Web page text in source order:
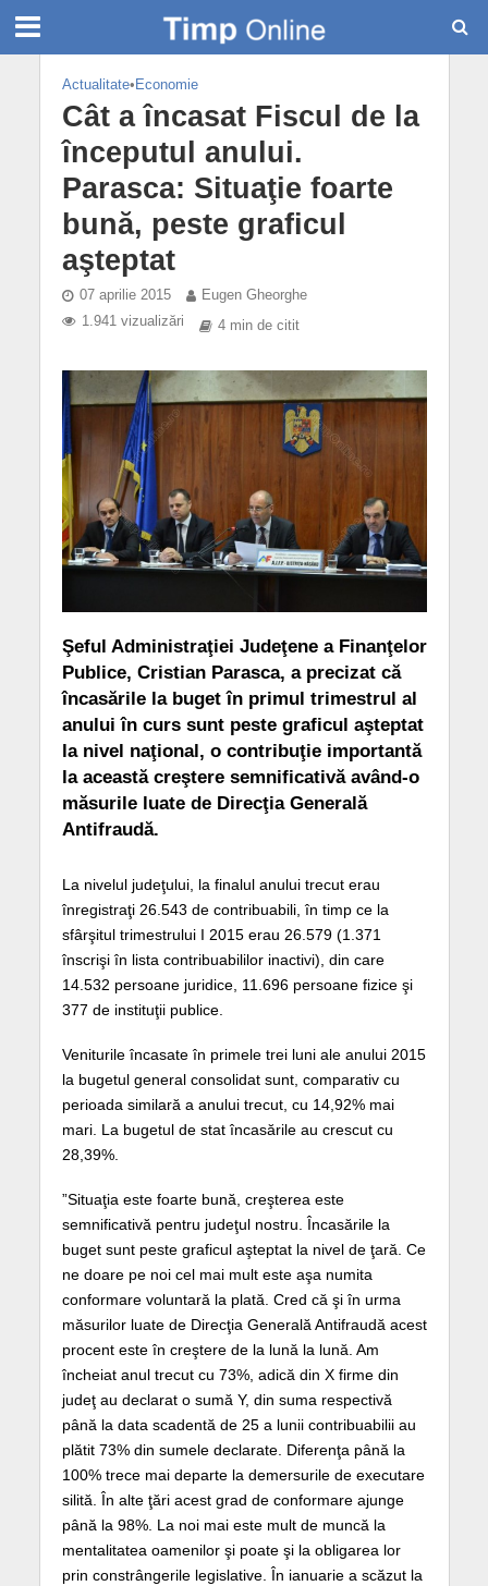
Actualitate• Economie
Cât a încasat Fiscul de la
începutul anului.
Parasca: Situaţie foarte
bună, peste graficul
aşteptat
07 aprilie 2015
Eugen Gheorghe
1.941 vizualizări
4 min de citit
Şeful Administraţiei Judeţene a Finanţelor
Publice, Cristian Parasca, a precizat că
încasările la buget în primul trimestrul al
anului în curs sunt peste graficul aşteptat
la nivel naţional, o contribuţie importantă
la această creştere semnificativă având-o
măsurile luate de Direcţia Generală
Antifraudă.
La nivelul judeţului, la finalul anului trecut erau
înregistraţi 26.543 de contribuabili, în timp ce la
sfârşitul trimestrului I 2015 erau 26.579 (1.371
înscrişi în lista contribuabililor inactivi), din care
14.532 persoane juridice, 11.696 persoane fizice şi
377 de instituţii publice.
Veniturile încasate în primele trei luni ale anului 2015
la bugetul general consolidat sunt, comparativ cu
perioada similară a anului trecut, cu 14,92% mai
mari. La bugetul de stat încasările au crescut cu
28,39%.
”Situaţia este foarte bună, creşterea este
semnificativă pentru judeţul nostru. Încasările la
buget sunt peste graficul aşteptat la nivel de ţară. Ce
ne doare pe noi cel mai mult este aşa numita
conformare voluntară la plată. Cred că şi în urma
măsurilor luate de Direcţia Generală Antifraudă acest
procent este în creştere de la lună la lună. Am
încheiat anul trecut cu 73%, adică din X firme din
judeţ au declarat o sumă Y, din suma respectivă
până la data scadentă de 25 a lunii contribuabilii au
plătit 73% din sumele declarate. Diferenţa până la
100% trece mai departe la demersurile de executare
silită. În alte ţări acest grad de conformare ajunge
până la 98%. La noi mai este mult de muncă la
mentalitatea oamenilor şi poate şi la obligarea lor
prin constrângerile legislative. În ianuarie a scăzut la